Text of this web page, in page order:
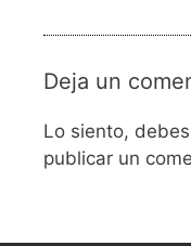
Deja un
Lo siento,
publicar un